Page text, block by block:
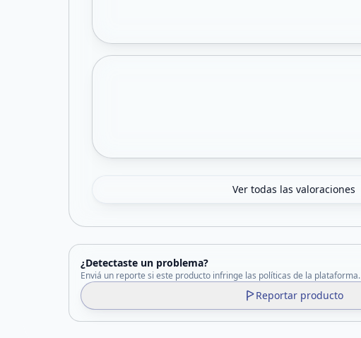
Ver todas las valoraciones
¿Detectaste un problema?
Enviá un reporte si este producto infringe las políticas de la plataforma.
Reportar producto